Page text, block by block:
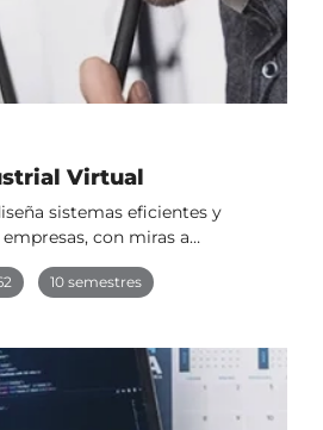
Virtual
sistemas eficientes y
con miras a…
10 semestres